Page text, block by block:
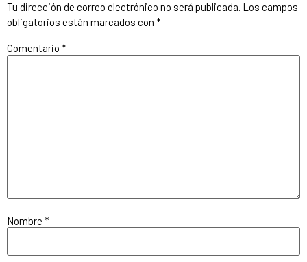
Tu dirección de correo electrónico no será publicada. Los campos
obligatorios están marcados con *
Comentario *
Nombre *